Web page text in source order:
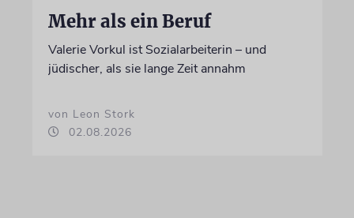
Mehr als ein Beruf
Valerie Vorkul ist Sozialarbeiterin – und
jüdischer, als sie lange Zeit annahm
von Leon Stork
02.08.2026